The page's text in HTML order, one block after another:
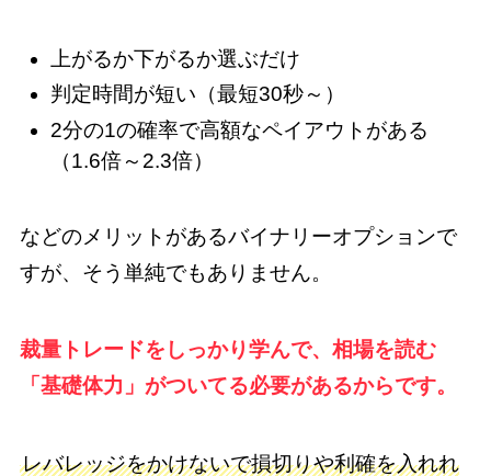
上がるか下がるか選ぶだけ
判定時間が短い（最短30秒～）
2分の1の確率で高額なペイアウトがある
（1.6倍～2.3倍）
などのメリットがあるバイナリーオプションで
すが、そう単純でもありません。
裁量トレードをしっかり学んで、相場を読む
「基礎体力」がついてる必要があるからです。
レバレッジをかけないで損切りや利確を入れれ